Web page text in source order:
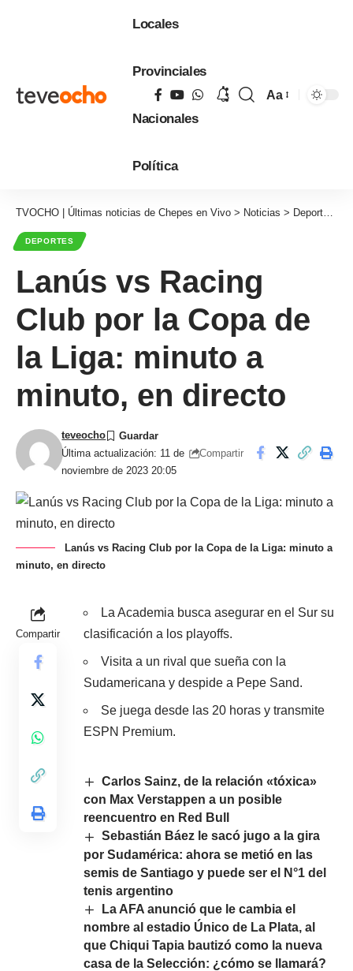
Locales
Provinciales
Nacionales
Política
Aa
TVOCHO | Últimas noticias de Chepes en Vivo > Noticias > Deportes
DEPORTES
Lanús vs Racing
Club por la Copa de
la Liga: minuto a
minuto, en directo
Última actualización: 11 de
noviembre de 2023 20:05
teveocho
Compartir
Lanús vs Racing Club por la Copa de la Liga: minuto a
minuto, en directo
Compartir
La Academia busca asegurar en el Sur su
clasificación a los playoffs.
Visita a un rival que sueña con la
Sudamericana y despide a Pepe Sand.
Se juega desde las 20 horas y transmite
ESPN Premium.
Carlos Sainz, de la relación «tóxica»
con Max Verstappen a un posible
reencuentro en Red Bull
Sebastián Báez le sacó jugo a la gira
por Sudamérica: ahora se metió en las
semis de Santiago y puede ser el N°1 del
tenis argentino
La AFA anunció que le cambia el
nombre al estadio Único de La Plata, al
que Chiqui Tapia bautizó como la nueva
casa de la Selección: ¿cómo se llamará?